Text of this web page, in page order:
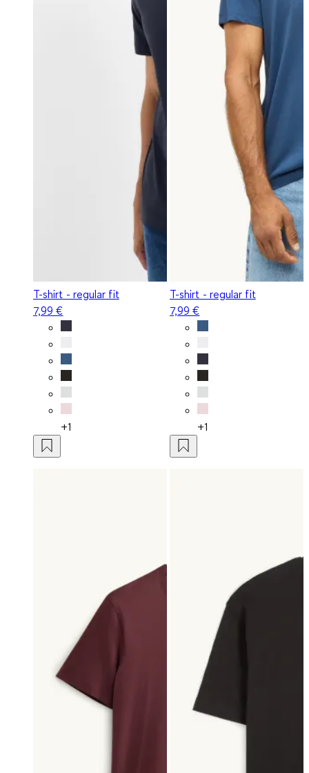
T-shirt - regular fit
7,99 €
+1
T-shirt - regular fit
7,99 €
+1